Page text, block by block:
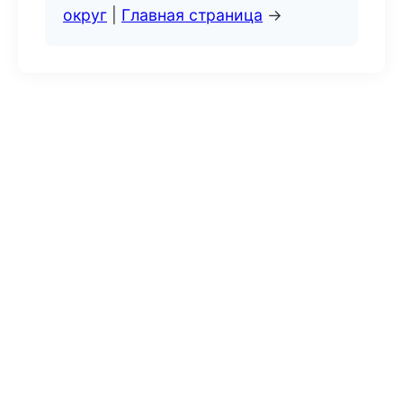
округ
Главная страница →